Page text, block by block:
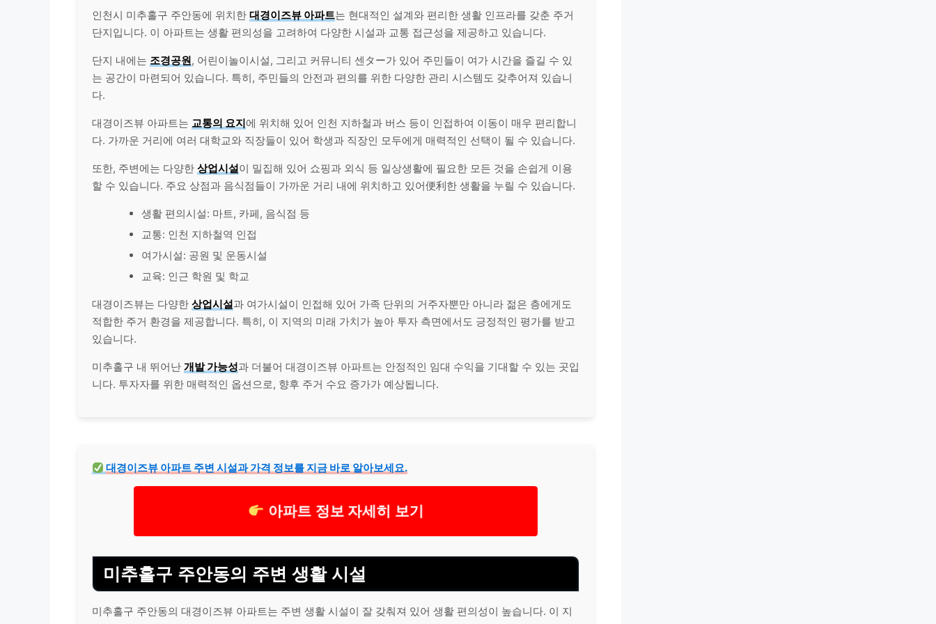
인천시 미추홀구 주안동에 위치한 대경이즈뷰 아파트는 현대적인 설계와 편리한 생활 인프라를 갖춘 주거
단지입니다. 이 아파트는 생활 편의성을 고려하여 다양한 시설과 교통 접근성을 제공하고 있습니다.
단지 내에는 조경공원, 어린이놀이시설, 그리고 커뮤니티 센ター가 있어 주민들이 여가 시간을 즐길 수 있
는 공간이 마련되어 있습니다. 특히, 주민들의 안전과 편의를 위한 다양한 관리 시스템도 갖추어져 있습니
다.
대경이즈뷰 아파트는 교통의 요지에 위치해 있어 인천 지하철과 버스 등이 인접하여 이동이 매우 편리합니
다. 가까운 거리에 여러 대학교와 직장들이 있어 학생과 직장인 모두에게 매력적인 선택이 될 수 있습니다.
또한, 주변에는 다양한 상업시설이 밀집해 있어 쇼핑과 외식 등 일상생활에 필요한 모든 것을 손쉽게 이용
할 수 있습니다. 주요 상점과 음식점들이 가까운 거리 내에 위치하고 있어便利한 생활을 누릴 수 있습니다.
생활 편의시설: 마트, 카페, 음식점 등
교통: 인천 지하철역 인접
여가시설: 공원 및 운동시설
교육: 인근 학원 및 학교
대경이즈뷰는 다양한 상업시설과 여가시설이 인접해 있어 가족 단위의 거주자뿐만 아니라 젊은 층에게도
적합한 주거 환경을 제공합니다. 특히, 이 지역의 미래 가치가 높아 투자 측면에서도 긍정적인 평가를 받고
있습니다.
미추홀구 내 뛰어난 개발 가능성과 더불어 대경이즈뷰 아파트는 안정적인 임대 수익을 기대할 수 있는 곳입
니다. 투자자를 위한 매력적인 옵션으로, 향후 주거 수요 증가가 예상됩니다.
대경이즈뷰 아파트 주변 시설과 가격 정보를 지금 바로 알아보세요.
아파트 정보 자세히 보기
미추홀구 주안동의 주변 생활 시설
미추홀구 주안동의 대경이즈뷰 아파트는 주변 생활 시설이 잘 갖춰져 있어 생활 편의성이 높습니다. 이 지